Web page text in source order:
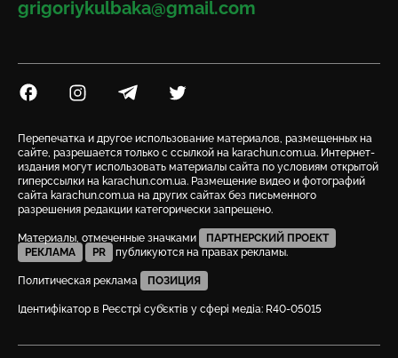
Email
grigoriykulbaka@gmail.com
Посилання на Facebook
Посилання на Instagram
Посилання на Telegram
Посилання на Twitter
Перепечатка и другое использование материалов, размещенных на
сайте, разрешается только с ссылкой на karachun.com.ua. Интернет-
издания могут использовать материалы сайта по условиям открытой
гиперссылки на karachun.com.ua. Размещение видео и фотографий
сайта karachun.com.ua на других сайтах без письменного
разрешения редакции категорически запрещено.
Материалы, отмеченные значками
ПАРТНЕРСКИЙ ПРОЕКТ
РЕКЛАМА
PR публикуются на правах рекламы.
Политическая реклама ПОЗИЦИЯ
Ідентифікатор в Реєстрі суб’єктів у сфері медіа: R40-05015